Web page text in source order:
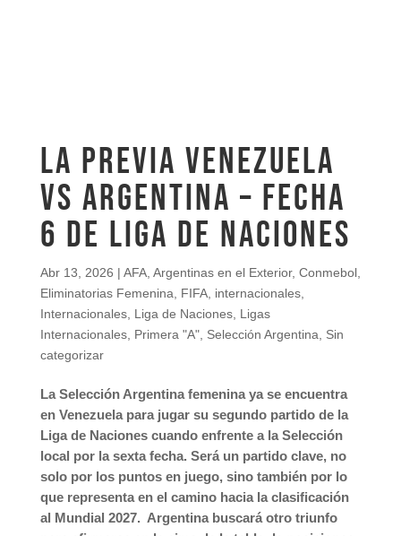
LA PREVIA VENEZUELA
VS ARGENTINA – FECHA
6 DE LIGA DE NACIONES
Abr 13, 2026 | AFA, Argentinas en el Exterior, Conmebol,
Eliminatorias Femenina
FIFA, internacionales,
Internacionales, Liga de Naciones, Ligas
Internacionales, Primera "A", Selección Argentina
Sin
categorizar
La Selección Argentina femenina ya se encuentra
en Venezuela para jugar su segundo partido de la
Liga de Naciones cuando enfrente a la Selección
local por la sexta fecha. Será un partido clave, no
solo por los puntos en juego, sino también por lo
que representa en el camino hacia la clasificación
al Mundial 2027. Argentina buscará otro triunfo